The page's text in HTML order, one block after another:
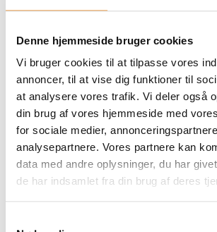
Denne hjemmeside bruger cookies
Vi bruger cookies til at tilpasse vores
annoncer, til at vise dig funktioner til
at analysere vores trafik. Vi deler også
din brug af vores hjemmeside med
for sociale medier,
analysepartnere. Vores partnere kan
data med andre oplysninger, du har
de har indsamlet fra din brug af deres
Tydeligere overblik
Del med hele